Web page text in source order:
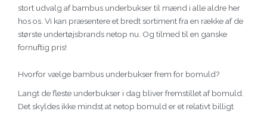
stort udvalg af bambus underbukser til mænd i alle aldre her
hos os. Vi kan præsentere et bredt sortiment fra en række af de
største undertøjsbrands netop nu. Og tilmed til en ganske
fornuftig pris!
Hvorfor vælge bambus underbukser frem for bomuld?
Langt de fleste underbukser i dag bliver fremstillet af bomuld.
Det skyldes ikke mindst at netop bomuld er et relativt billigt